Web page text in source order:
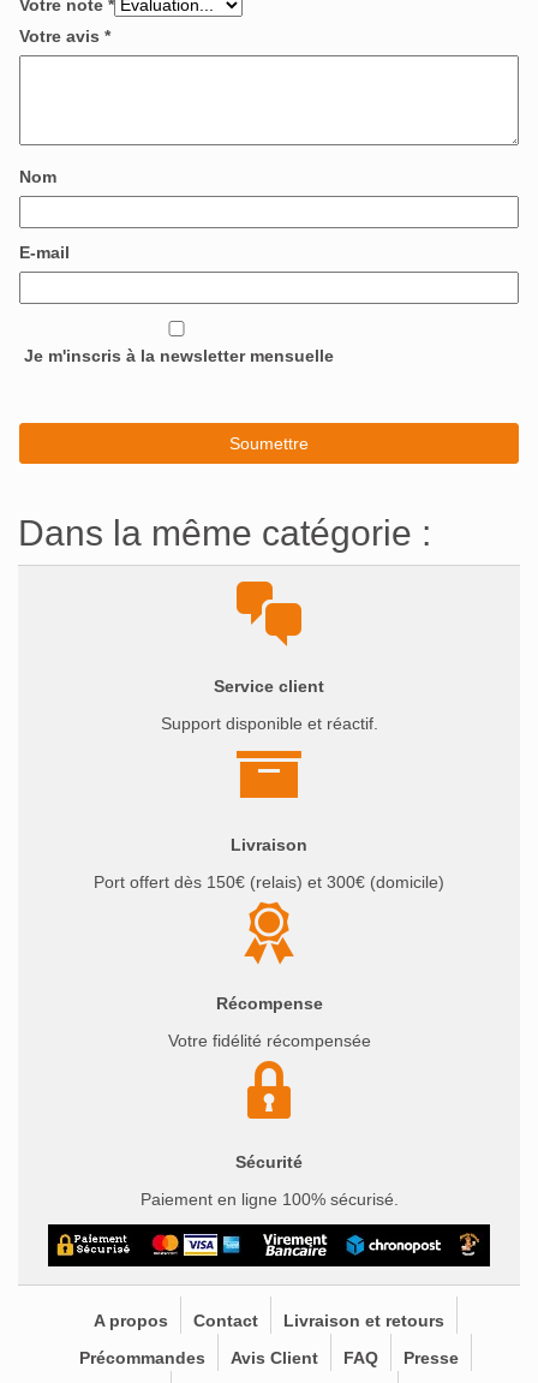
Votre note *
Votre avis *
Nom
E-mail
Je m'inscris à la newsletter mensuelle
Dans la même catégorie :
Service client
Support disponible et réactif.
Livraison
Port offert dès 150€ (relais) et 300€ (domicile)
Récompense
Votre fidélité récompensée
Sécurité
Paiement en ligne 100% sécurisé.
A propos Contact
Livraison et retours
Précommandes
Avis Client FAQ
Presse